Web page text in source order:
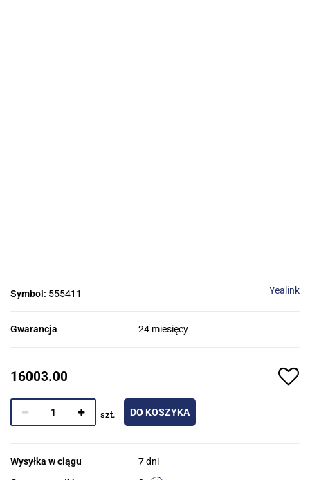
Symbol: 555411 Yealink
Gwarancja 24 miesięcy
16003.00
szt. DO KOSZYKA
Wysyłka w ciągu
7 dni